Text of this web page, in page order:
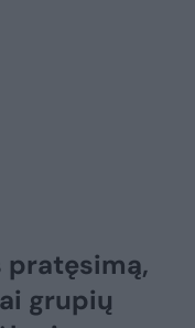
pratęsimą,
grupių